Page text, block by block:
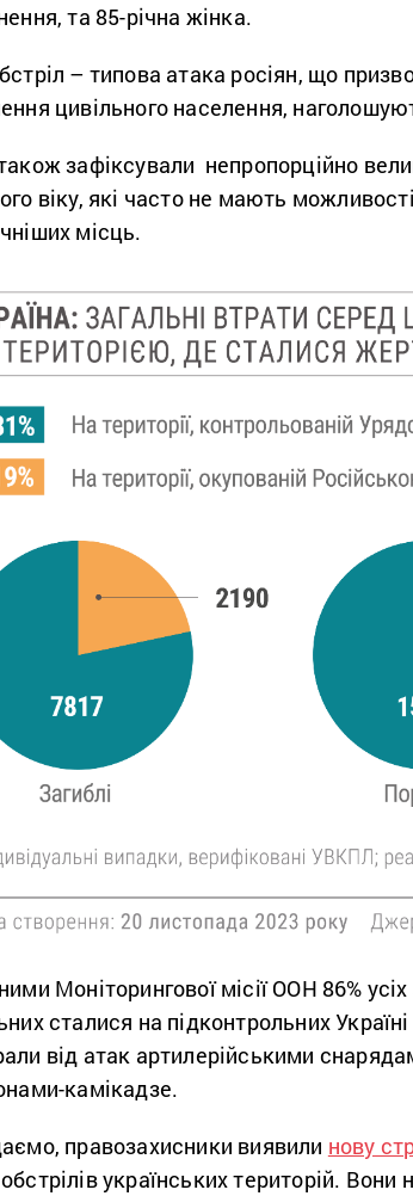
та 85-річна жінка.
– типова атака росіян, що
цивільного населення,
зафіксували непропорційно
віку, які часто не мають
місць.
Моніторингової місії ООН 86%
сталися на підконтрольних
від атак артилерійськими
камікадзе.
правозахисники виявили нову
українських територій.